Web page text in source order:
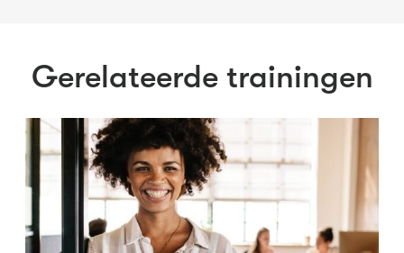
Gerelateerde trainingen